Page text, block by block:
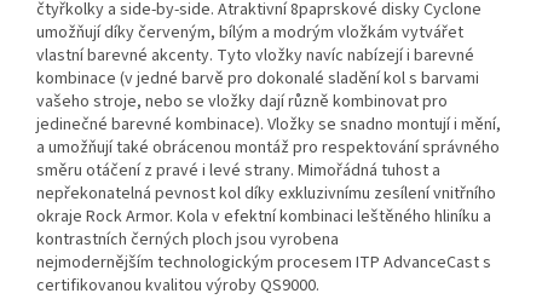
čtyřkolky a side-by-side. Atraktivní 8paprskové disky Cyclone
umožňují díky červeným, bílým a modrým vložkám vytvářet
vlastní barevné akcenty. Tyto vložky navíc nabízejí i barevné
kombinace (v jedné barvě pro dokonalé sladění kol s barvami
vašeho stroje, nebo se vložky dají různě kombinovat pro
jedinečné barevné kombinace). Vložky se snadno montují i mění,
a umožňují také obrácenou montáž pro respektování správného
směru otáčení z pravé i levé strany. Mimořádná tuhost a
nepřekonatelná pevnost kol díky exkluzivnímu zesílení vnitřního
okraje Rock Armor. Kola v efektní kombinaci leštěného hliníku a
kontrastních černých ploch jsou vyrobena
nejmodernějším technologickým procesem ITP AdvanceCast s
certifikovanou kvalitou výroby QS9000.